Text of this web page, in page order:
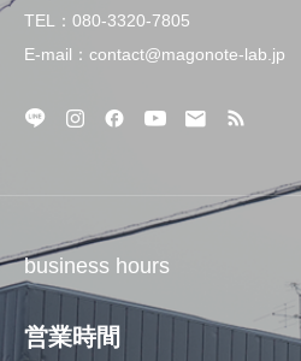
TEL：080-3320-7805
E-mail：contact@magonote-lab.jp
business hours
営業時間